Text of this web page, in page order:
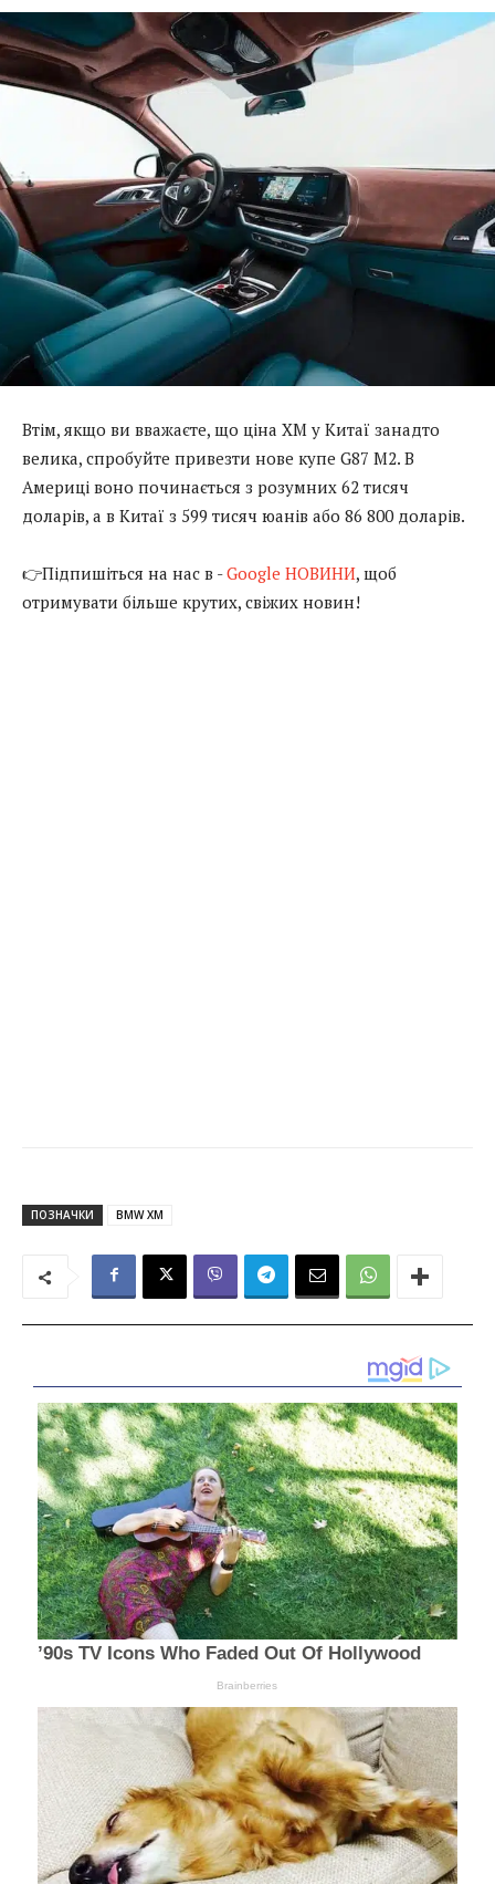
Втім, якщо ви вважаєте, що ціна XM у Китаї занадто
велика, спробуйте привезти нове купе G87 M2. В
Америці воно починається з розумних 62 тисяч
доларів, а в Китаї з 599 тисяч юанів або 86 800 доларів.
👉Підпишіться на нас в -Google НОВИНИ, щоб
отримувати більше крутих, свіжих новин!
ПОЗНАЧКИ BMW XM